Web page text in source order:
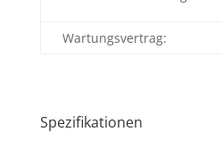
Wartungsvertrag:
Spezifikationen